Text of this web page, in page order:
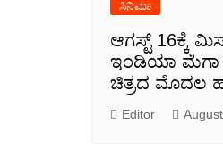
ಸಿನಿಮಾ
ಆಗಸ್ಟ್ 16ಕ್ಕೆ
ಇಂಡಿಯಾ
ಚಿತ್ರದ ಮೊದಲ
Editor